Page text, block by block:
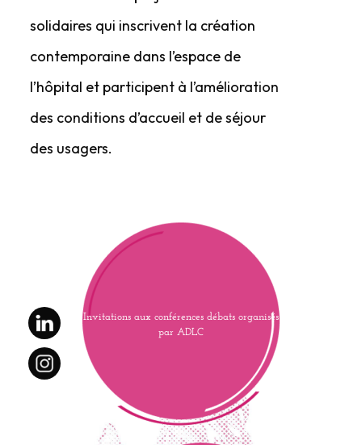
solidaires qui inscrivent la création
contemporaine dans l’espace de
l’hôpital et participent à l’amélioration
des conditions d’accueil et de séjour
des usagers.
Invitations aux conférences débats organisés
par ADLC